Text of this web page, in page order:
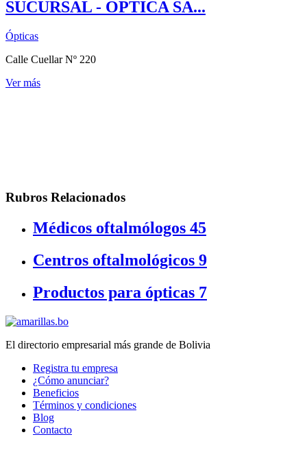
SUCURSAL - OPTICA SA...
Ópticas
Calle Cuellar Nº 220
Ver más
Rubros Relacionados
Médicos oftalmólogos 45
Centros oftalmológicos 9
Productos para ópticas 7
El directorio empresarial más grande de Bolivia
Registra tu empresa
¿Cómo anunciar?
Beneficios
Términos y condiciones
Blog
Contacto